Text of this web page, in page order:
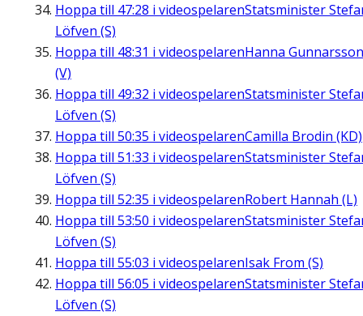
Hoppa till 47:28 i videospelarenStatsminister
Löfven (S)
Hoppa till 48:31 i videospelarenHanna Gunnarsson
(V)
Hoppa till 49:32 i videospelarenStatsminister
Löfven (S)
Hoppa till 50:35 i videospelarenCamilla Brodin (KD)
Hoppa till 51:33 i videospelarenStatsminister
Löfven (S)
Hoppa till 52:35 i videospelarenRobert Hannah (L)
Hoppa till 53:50 i videospelarenStatsminister
Löfven (S)
Hoppa till 55:03 i videospelarenIsak From (S)
Hoppa till 56:05 i videospelarenStatsminister
Löfven (S)